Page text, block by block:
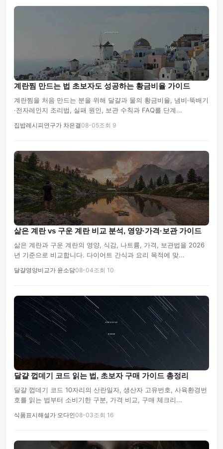
계란찜 만드는 법 초보자도 성공하는 황금비율 가이드
계란찜을 처음 만드는 분을 위해 달걀과 물의 황금비율, 냄비·뚝배기
·전자레인지 조리법, 실패 원인, 보관 수칙과 FAQ를 단계...
집밥레시피연구가 차은결08-05조회 9
삶은 계란 vs 구운 계란 비교 분석, 영양·가격·보관 가이드
삶은 계란과 구운 계란의 영양, 식감, 나트륨, 가격, 보관법을 2026
년 기준으로 비교합니다. 다이어트 간식과 요리 목적에 맞...
달걀영양비교가 윤소담08-04조회 10
달걀 껍데기 코드 읽는 법, 초보자 구매 가이드 총정리
달걀 껍데기 코드 10자리의 산란일자, 생산자 고유번호, 사육환경번
호를 읽는 법부터 소비기한 구분, 가격 비교, 구매 체크리...
식품표시해설가 오다인08-03조회 16